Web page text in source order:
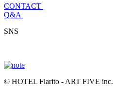
CONTACT
Q&A
SNS
© HOTEL Flarito - ART FIVE inc.